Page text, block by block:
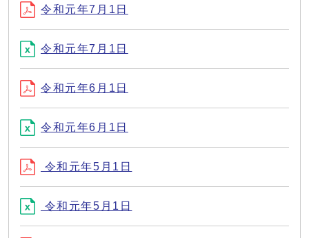
令和元年7月1日
令和元年7月1日
令和元年6月1日
令和元年6月1日
令和元年5月1日
令和元年5月1日